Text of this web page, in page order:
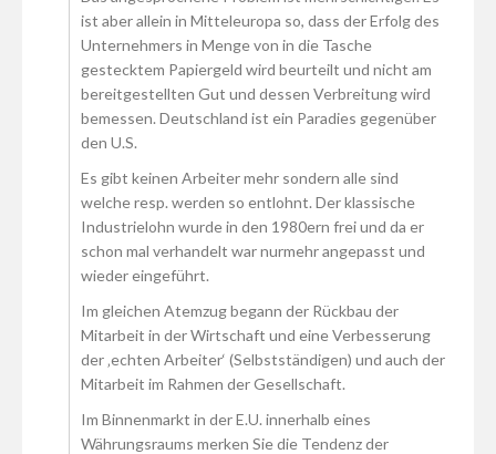
ist aber allein in Mitteleuropa so, dass der Erfolg des
Unternehmers in Menge von in die Tasche
gestecktem Papiergeld wird beurteilt und nicht am
bereitgestellten Gut und dessen Verbreitung wird
bemessen. Deutschland ist ein Paradies gegenüber
den U.S.
Es gibt keinen Arbeiter mehr sondern alle sind
welche resp. werden so entlohnt. Der klassische
Industrielohn wurde in den 1980ern frei und da er
schon mal verhandelt war nurmehr angepasst und
wieder eingeführt.
Im gleichen Atemzug begann der Rückbau der
Mitarbeit in der Wirtschaft und eine Verbesserung
der ‚echten Arbeiter‘ (Selbstständigen) und auch der
Mitarbeit im Rahmen der Gesellschaft.
Im Binnenmarkt in der E.U. innerhalb eines
Währungsraums merken Sie die Tendenz der